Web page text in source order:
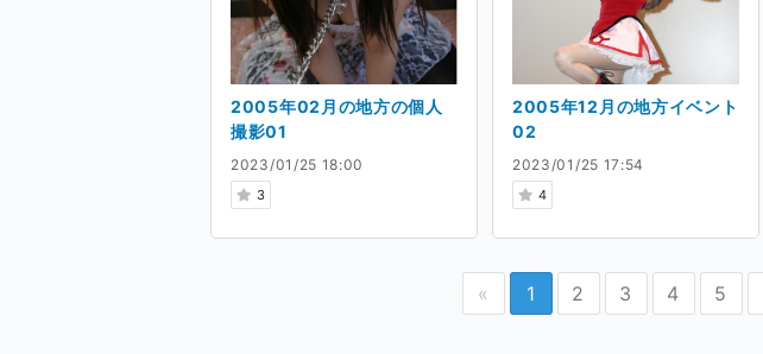
2023/01/25 18:00
3
2005年02月の地方の個人
撮影01
2023/01/25 17:54
4
2005年12月の地方イベント
02
« 1 2 3 4 5